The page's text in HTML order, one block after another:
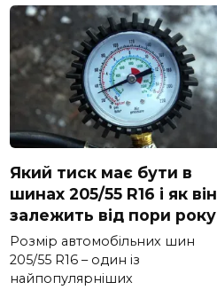
Який тиск має бути в
шинах 205/55 R16 і як він
залежить від пори року
Розмір автомобільних шин
205/55 R16 – один із
найпопулярніших